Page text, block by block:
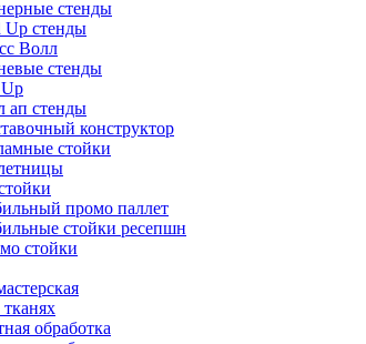
стенды
Up стенды
Волл
стенды
ап стенды
конструктор
стойки
промо паллет
стойки ресепшн
стойки
обработка